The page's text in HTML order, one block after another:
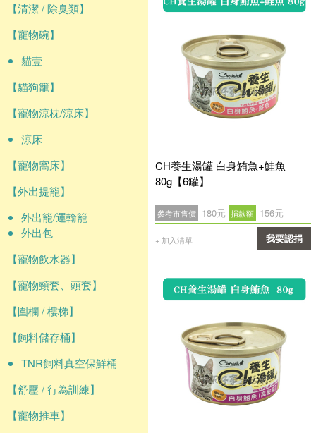
【清潔 / 除臭類】
【寵物碗】
貓壹
【貓狗籠】
【寵物涼枕/涼床】
涼床
【寵物窩床】
【外出提籠】
外出籠/運輸籠
外出包
【寵物飲水器】
【寵物頸套、頭套】
【圍欄 / 樓梯】
【飼料儲存桶】
TNR飼料真空保鮮桶
【舒壓 / 行為訓練】
【寵物推車】
CH養生湯罐 白身鮪魚+鮭魚
80g【6罐】
參考市售價 180元 捐款額 156元
+ 加入清單 我要認捐